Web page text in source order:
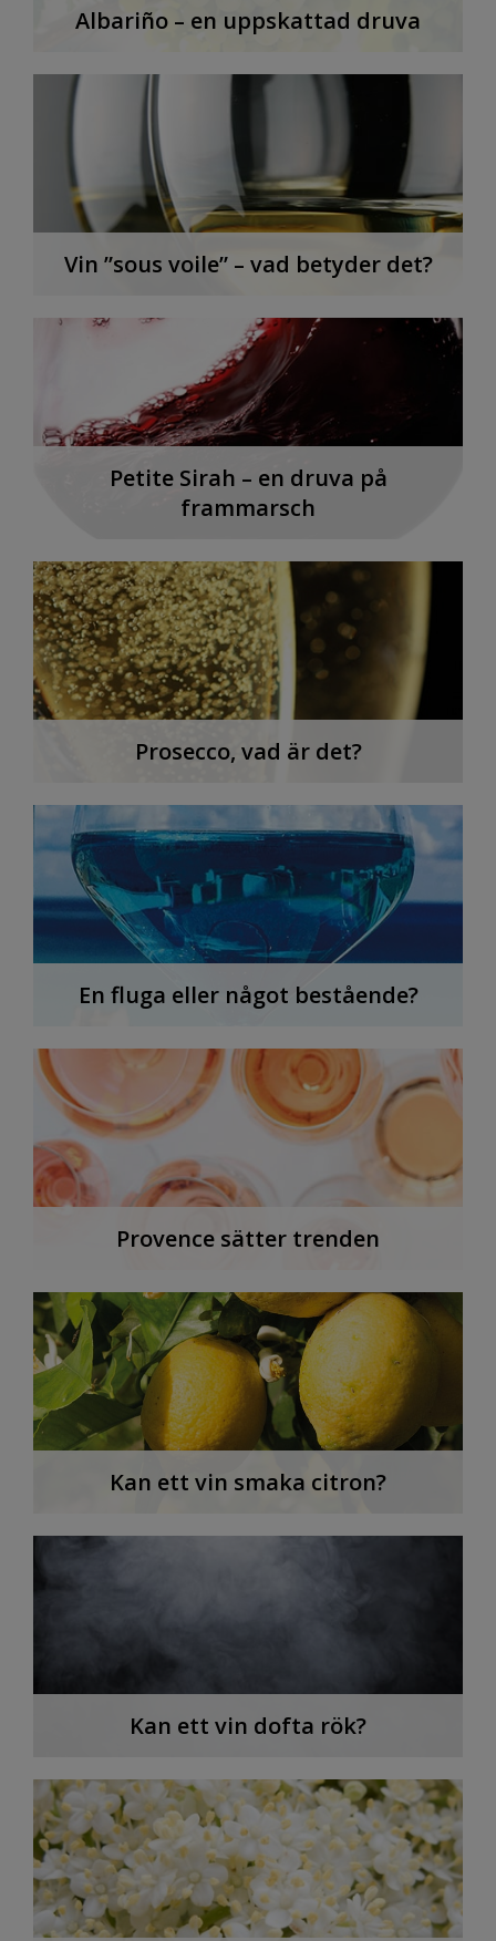
Albariño – en uppskattad druva
Vin ”sous voile” – vad betyder det?
Petite Sirah – en druva på
frammarsch
Prosecco, vad är det?
En fluga eller något bestående?
Provence sätter trenden
Kan ett vin smaka citron?
Kan ett vin dofta rök?